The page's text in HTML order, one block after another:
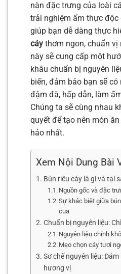
nàn đặc trưng của loài
trải nghiệm ẩm thực độc
giúp bạn dễ dàng thực
cáy thơm ngon, chuẩn vị
này sẽ cung cấp một
khâu chuẩn bị nguyên
biến, đảm bảo bạn sẽ
đậm đà, hấp dẫn, làm
Chúng ta sẽ cùng nhau
quyết để tạo nên món
hảo nhất.
Xem Nội Dung Bài
Bún riêu cáy là gì và tại
Nguồn gốc và đặc
Sự khác biệt giữa
cua
Chuẩn bị nguyên liệu:
Nguyên liệu chính
Mẹo chọn cáy tươi
Sơ chế nguyên liệu:
hương vị